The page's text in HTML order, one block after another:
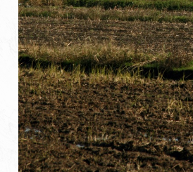
加賀に泊まって！北陸巡り♪
ご当地グルメ
加賀 旅先納税
FAQ